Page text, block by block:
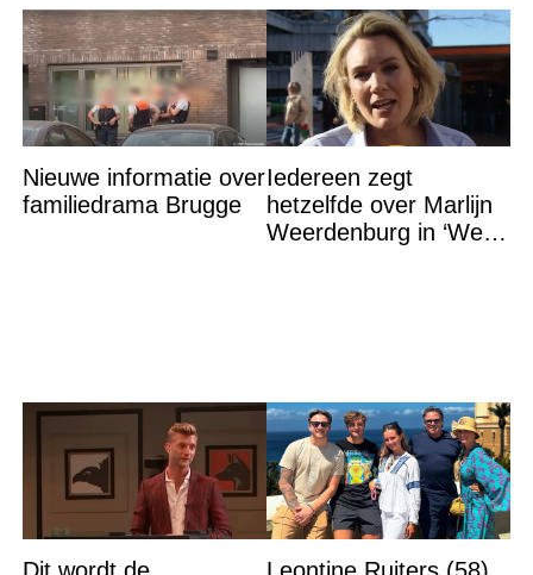
Nieuwe informatie over
familiedrama Brugge
Iedereen zegt
hetzelfde over Marlijn
Weerdenburg in ‘We